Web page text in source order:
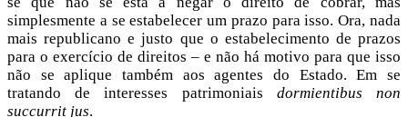
simplesmente a se estabelecer um prazo para isso. Ora, nada
mais republicano e justo que o estabelecimento de prazos
para o exercício de direitos – e não há motivo para que isso
não se aplique também aos agentes do Estado. Em se
tratando de interesses patrimoniais dormientibus non
succurrit jus.